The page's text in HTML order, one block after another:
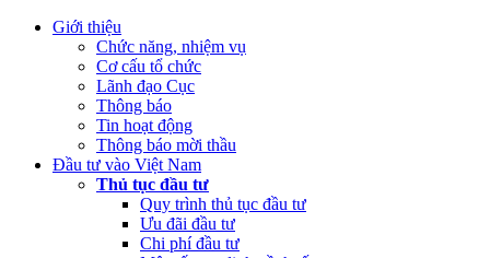
Giới thiệu
Chức năng, nhiệm vụ
Cơ cấu tổ chức
Lãnh đạo Cục
Thông báo
Tin hoạt động
Thông báo mời thầu
Đầu tư vào Việt Nam
Thủ tục đầu tư
Quy trình thủ tục đầu tư
Ưu đãi đầu tư
Chi phí đầu tư